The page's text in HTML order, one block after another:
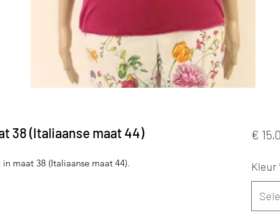
38 (Italiaanse maat 44)
maat 38 (Italiaanse maat 44).
€
Kleur